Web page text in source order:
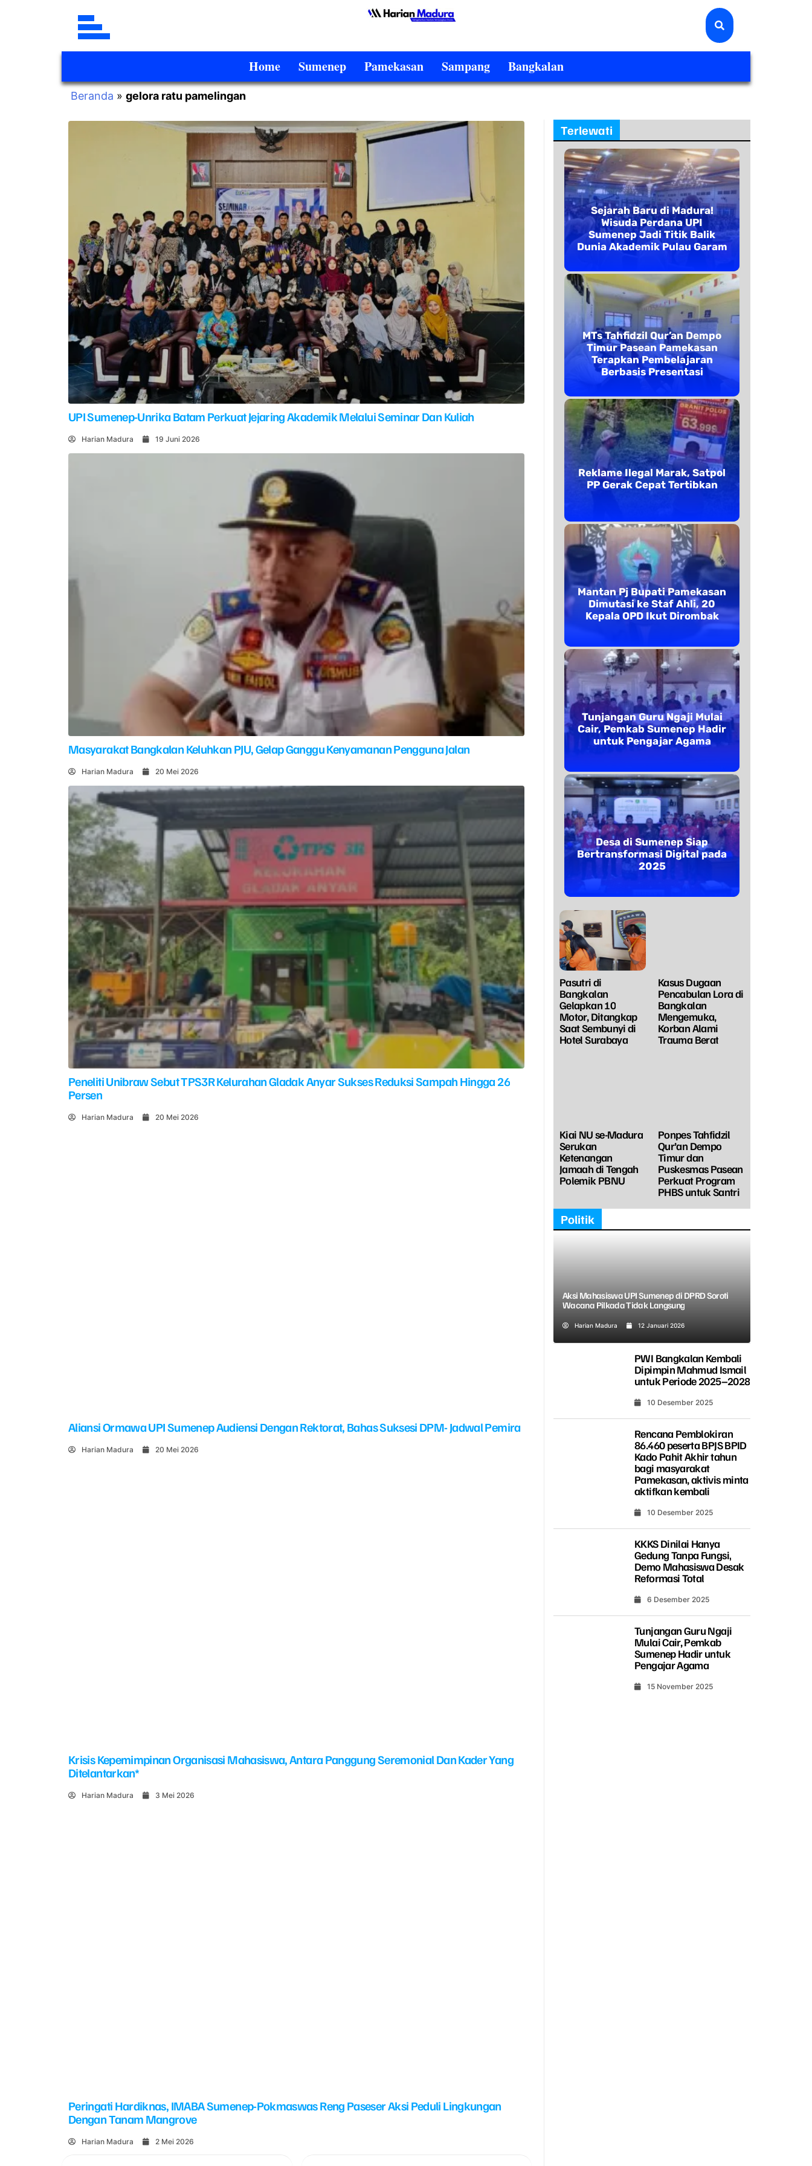
Home Sumenep Pamekasan Sampang Bangkalan
Beranda » gelora ratu pamelingan
UPI Sumenep-Unrika Batam Perkuat Jejaring Akademik Melalui Seminar Dan Kuliah
Harian Madura 19 Juni 2026
Masyarakat Bangkalan Keluhkan PJU, Gelap Ganggu Kenyamanan Pengguna Jalan
Harian Madura 20 Mei 2026
Peneliti Unibraw Sebut TPS3R Kelurahan Gladak Anyar Sukses Reduksi Sampah Hingga 26
Persen
Harian Madura 20 Mei 2026
Aliansi Ormawa UPI Sumenep Audiensi Dengan Rektorat, Bahas Suksesi DPM- Jadwal Pemira
Harian Madura 20 Mei 2026
Krisis Kepemimpinan Organisasi Mahasiswa, Antara Panggung Seremonial Dan Kader Yang
Ditelantarkan*
Harian Madura 3 Mei 2026
Peringati Hardiknas, IMABA Sumenep-Pokmaswas Reng Paseser Aksi Peduli Lingkungan
Dengan Tanam Mangrove
Harian Madura 2 Mei 2026
Terlewati
Pasutri di
Bangkalan
Gelapkan 10
Motor, Ditangkap
Saat Sembunyi di
Hotel Surabaya
Kasus Dugaan
Pencabulan Lora di
Bangkalan
Mengemuka,
Korban Alami
Trauma Berat
Kiai NU se-Madura
Serukan
Ketenangan
Jamaah di Tengah
Polemik PBNU
Ponpes Tahfidzil
Qur’an Dempo
Timur dan
Puskesmas Pasean
Perkuat Program
PHBS untuk Santri
Sejarah Baru di Madura!
Wisuda Perdana UPI
Sumenep Jadi Titik Balik
Dunia Akademik Pulau Garam
MTs Tahfidzil Qur’an Dempo
Timur Pasean Pamekasan
Terapkan Pembelajaran
Berbasis Presentasi
Reklame Ilegal Marak, Satpol
PP Gerak Cepat Tertibkan
Mantan Pj Bupati Pamekasan
Dimutasi ke Staf Ahli, 20
Kepala OPD Ikut Dirombak
Tunjangan Guru Ngaji Mulai
Cair, Pemkab Sumenep Hadir
untuk Pengajar Agama
Desa di Sumenep Siap
Bertransformasi Digital pada
2025
Politik
Aksi Mahasiswa UPI Sumenep di DPRD Soroti
Wacana Pilkada Tidak Langsung
Harian Madura 12 Januari 2026
PWI Bangkalan Kembali
Dipimpin Mahmud Ismail
untuk Periode 2025–2028
10 Desember 2025
Rencana Pemblokiran
86.460 peserta BPJS BPID
Kado Pahit Akhir tahun
bagi masyarakat
Pamekasan, aktivis minta
aktifkan kembali
10 Desember 2025
KKKS Dinilai Hanya
Gedung Tanpa Fungsi,
Demo Mahasiswa Desak
Reformasi Total
6 Desember 2025
Tunjangan Guru Ngaji
Mulai Cair, Pemkab
Sumenep Hadir untuk
Pengajar Agama
15 November 2025